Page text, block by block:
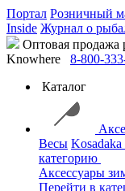
Портал Розничный
Inside Журнал о
Оптовая продажа
Knowhere
8-800-
Каталог
Весы Kosadaka
категорию
Аксессуары
Перейти в